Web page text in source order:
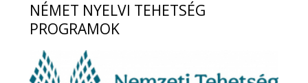
NÉMET NYELVI TEHETSÉG
PROGRAMOK